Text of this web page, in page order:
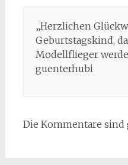
„Herzlichen
Geburtstagskind,
Modellflieger
guenterhubi
Die Kommentare sind